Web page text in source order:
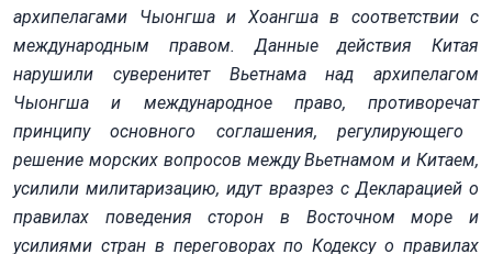
архипелагами Чыонгша и Хоангша в соответствии с
международным правом. Данные действия Китая
нарушили суверенитет Вьетнама над архипелагом
Чыонгша и международное право, противоречат
принципу основного соглашения, регулирующего
решение морских вопросов между Вьетнамом и Китаем,
усилили милитаризацию,идутвразрез с Декларацией о
правилах поведения сторон в Восточном море и
усилиями стран в переговорах по Кодексу о правилах